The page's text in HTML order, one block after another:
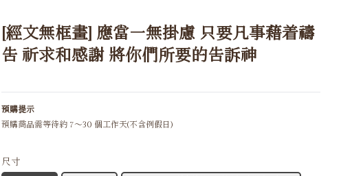
[經文無框畫] 應當一無掛慮 只要凡事藉着禱
告 祈求和感謝 將你們所要的告訴神
預購提示
預購商品需等待約 7～30 個工作天(不含例假日)
尺寸